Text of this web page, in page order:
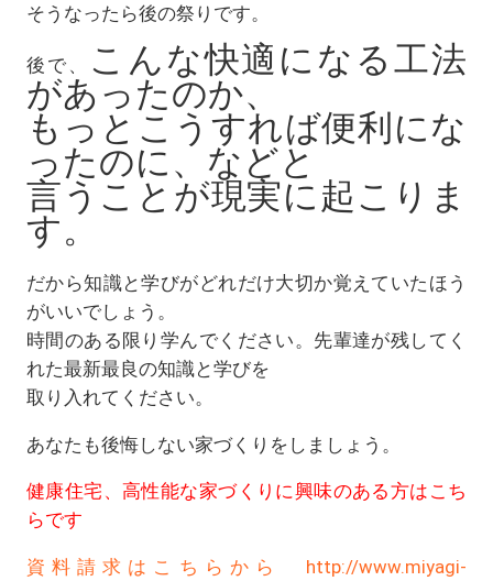
そうなったら後の祭りです。
後で、
こんな快適になる工法
があったのか、
もっとこうすれば便利にな
ったのに、などと
言うことが現実に起こりま
す。
だから知識と学びがどれだけ大切か覚えていたほう
がいいでしょう。
時間のある限り学んでください。先輩達が残してく
れた最新最良の知識と学びを
取り入れてください。
あなたも後悔しない家づくりをしましょう。
健康住宅、高性能な家づくりに興味のある方はこち
らです
資料請求はこちらから http://www.miyagi-